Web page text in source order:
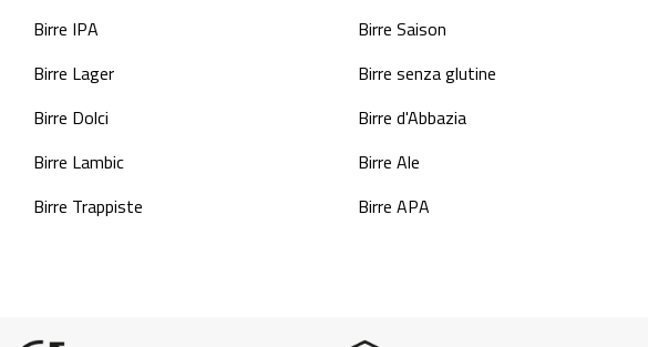
Birre IPA
Birre Lager
Birre Dolci
Birre Lambic
Birre Trappiste
Birre Saison
Birre senza glutine
Birre d'Abbazia
Birre Ale
Birre APA